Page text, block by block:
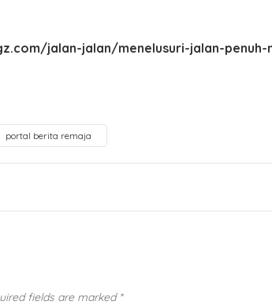
jalan-jalan/menelusuri-jalan-
portal berita remaja
fields are marked *